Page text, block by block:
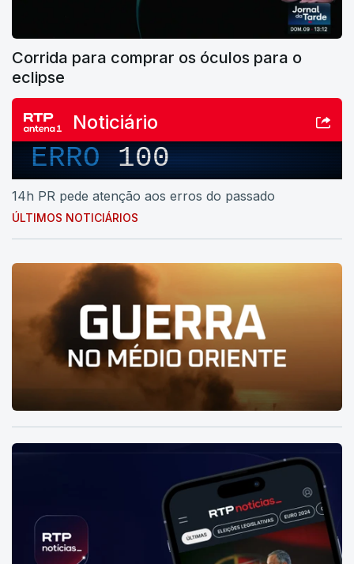
Corrida para comprar os óculos para o
eclipse
Noticiário
ERRO100
14h PR pede atenção aos erros do passado
ÚLTIMOS NOTICIÁRIOS